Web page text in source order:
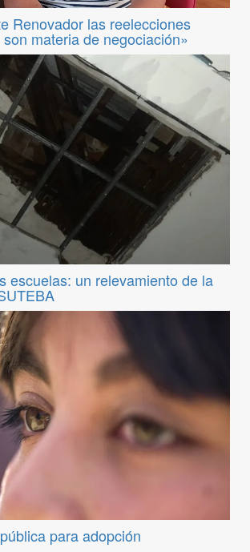
Renovador las reelecciones
materia de negociación»
escuelas: un relevamiento de la
para adopción